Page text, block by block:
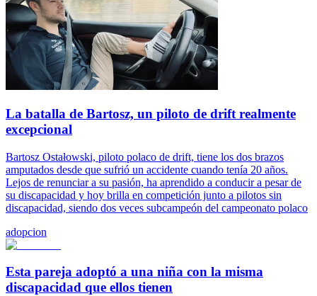
La batalla de Bartosz, un piloto de drift realmente
excepcional
Bartosz Ostałowski, piloto polaco de drift, tiene los dos brazos
amputados desde que sufrió un accidente cuando tenía 20 años.
Lejos de renunciar a su pasión, ha aprendido a conducir a pesar de
su discapacidad y hoy brilla en competición junto a pilotos sin
discapacidad, siendo dos veces subcampeón del campeonato polaco
adopcion
Esta pareja adoptó a una niña con la misma
discapacidad que ellos tienen